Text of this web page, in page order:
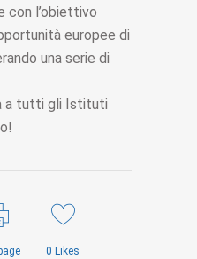
con l’obiettivo
europee di
una serie di
a tutti gli Istituti
0 Likes